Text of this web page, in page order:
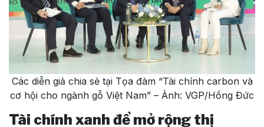
Các diễn giả chia sẻ tại Tọa đàm “Tài chính carbon và
cơ hội cho ngành gỗ Việt Nam” – Ảnh: VGP/Hồng Đức
Tài chính xanh để mở rộng thị